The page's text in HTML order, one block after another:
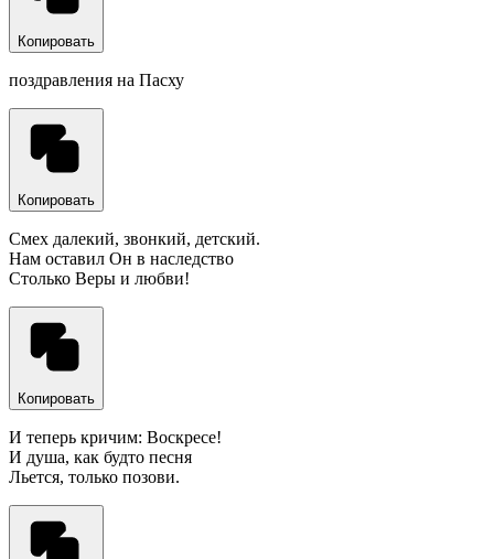
Копировать
поздравления на Пасху
Копировать
Смех далекий, звонкий, детский.
Нам оставил Он в наследство
Столько Веры и любви!
Копировать
И теперь кричим: Воскресе!
И душа, как будто песня
Льется, только позови.